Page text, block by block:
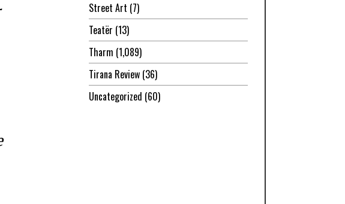
Street Art (7)
Teatër (13)
Tharm (1,089)
Tirana Review(36)
Uncategorized (60)